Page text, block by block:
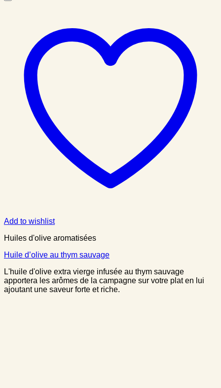
Add to wishlist
Huiles d'olive aromatisées
Huile d’olive au thym sauvage
L'huile d'olive extra vierge infusée au thym sauvage
apportera les arômes de la campagne sur votre plat en lui
ajoutant une saveur forte et riche.